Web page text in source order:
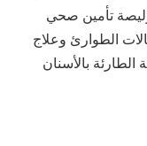
تأمين صحي
الطوارئ وعلاج
الطارئة بالأسنان